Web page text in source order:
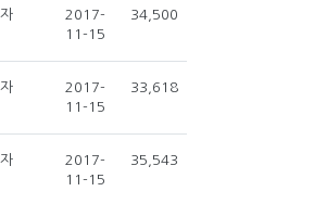
2017-
11-15
34,500
2017-
11-15
33,618
2017-
11-15
35,543